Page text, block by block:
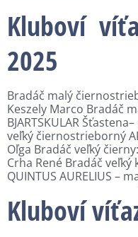
Kluboví
2025
Bradáč malý
Keszely Marco Bradáč
BJARTSKULAR
veľký čiernostrieborný
Oľga Bradáč veľký
Crha René Bradáč
QUINTUS AURELIUS –
Kluboví